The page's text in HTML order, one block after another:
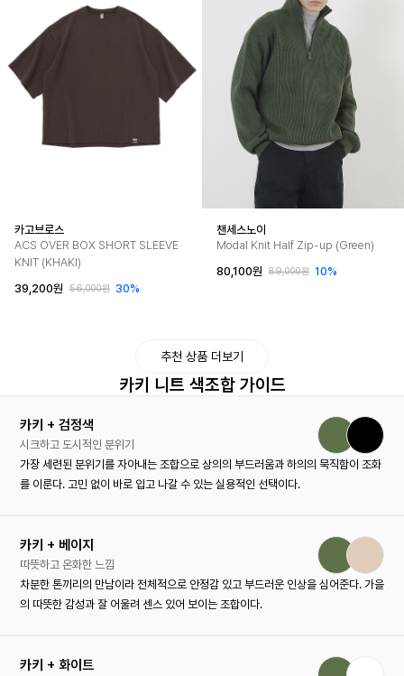
카고브로스
ACS OVER BOX SHORT SLEEVE
KNIT (KHAKI)
39,200원
56,000원 30%
챈세스노이
Modal Knit Half Zip-up (Green)
80,100원
89,000원 10%
추천 상품 더보기
카키 니트 색조합 가이드
카키 + 검정색
시크하고 도시적인 분위기
가장 세련된 분위기를 자아내는 조합으로 상의의 부드러움과 하의의 묵직함이 조화
를 이룬다. 고민 없이 바로 입고 나갈 수 있는 실용적인 선택이다.
카키 + 베이지
따뜻하고 온화한 느낌
차분한 톤끼리의 만남이라 전체적으로 안정감 있고 부드러운 인상을 심어준다. 가을
의 따뜻한 감성과 잘 어울려 센스 있어 보이는 조합이다.
카키 + 화이트